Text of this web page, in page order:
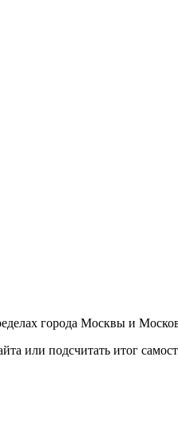
города Москвы и
или подсчитать итог